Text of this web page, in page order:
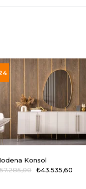
Konsol
₺43.535,60